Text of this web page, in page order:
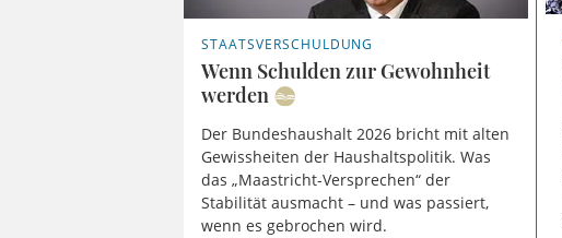
STAATSVERSCHULDUNG
Wenn Schulden zur Gewohnheit
werden
Der Bundeshaushalt 2026 bricht mit alten
Gewissheiten der Haushaltspolitik. Was
das „Maastricht-Versprechen“ der
Stabilität ausmacht – und was passiert,
wenn es gebrochen wird.